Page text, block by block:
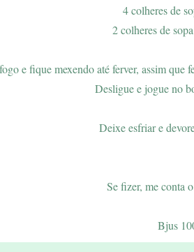
4 colheres de
2 colheres de
e fique mexendo até ferver, assim que
Desligue e jogue no
Deixe esfriar e
Se fizer, me conta
Bjus